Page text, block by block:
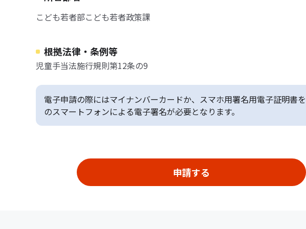
こども若者部こども若者政策課
根拠法律・条例等
児童手当法施行規則第12条の9
電子申請の際にはマイナンバーカードか、スマホ用署名用電子証明書
のスマートフォンによる電子署名が必要となります。